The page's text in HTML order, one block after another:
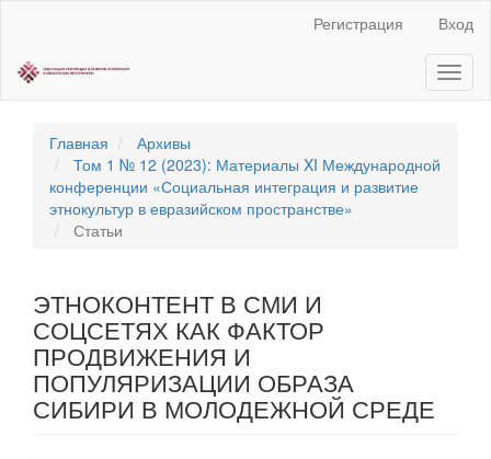
содержанию
страницы
навигация
Основное
содержание
Боковая
панель
Регистрация Вход
Главная
Архивы
Том 1 № 12 (2023): Материалы XI Международной
конференции «Социальная интеграция и развитие
этнокультур в евразийском пространстве»
Статьи
ЭТНОКОНТЕНТ В СМИ И
СОЦСЕТЯХ КАК ФАКТОР
ПРОДВИЖЕНИЯ И
ПОПУЛЯРИЗАЦИИ ОБРАЗА
СИБИРИ В МОЛОДЕЖНОЙ СРЕДЕ